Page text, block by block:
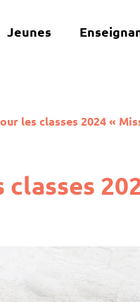
Jeunes
les classes 2024 «